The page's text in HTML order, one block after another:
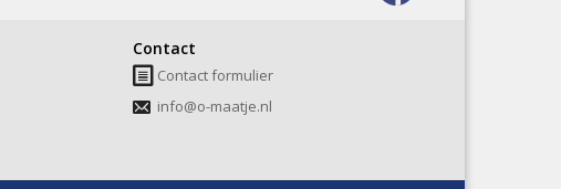
Contact
Contact formulier
info@o-maatje.nl